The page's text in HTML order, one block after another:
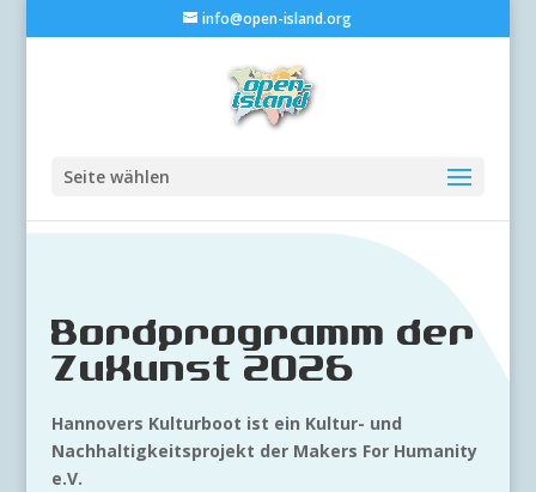
info@open-island.org
Seite wählen
Bordprogramm der
ZuKunst 2026
Hannovers Kulturboot ist ein Kultur- und
Nachhaltigkeitsprojekt der Makers For Humanity
e.V.